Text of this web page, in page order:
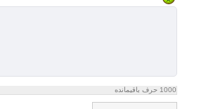
1000 حرف باقیمانده